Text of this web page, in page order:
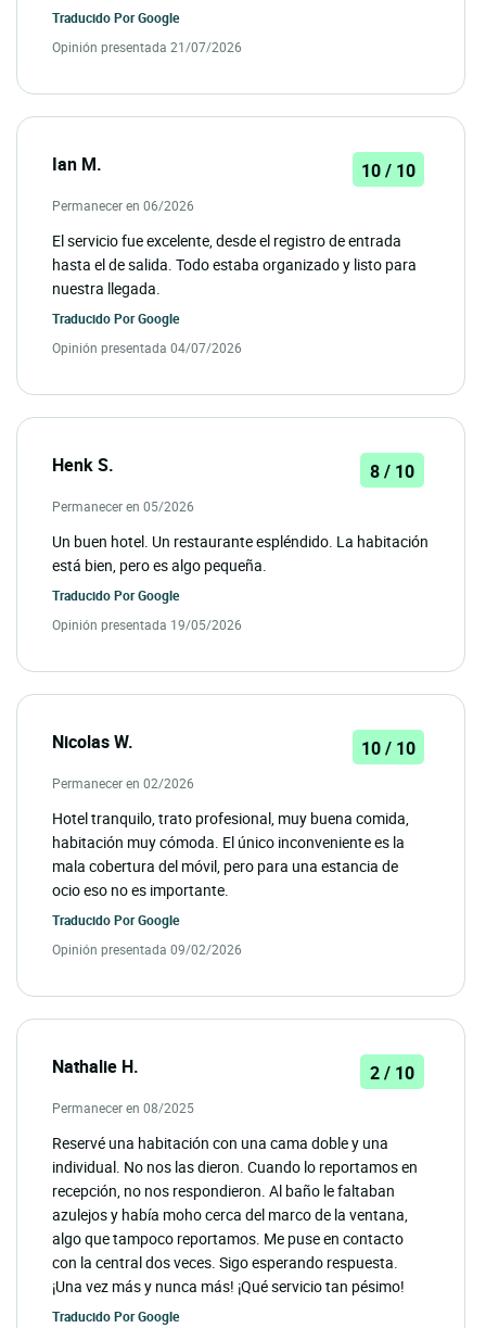
Traducido PorGoogle
Opinión presentada 21/07/2026
Ian M. 10 / 10
Permanecer en 06/2026
El servicio fue excelente, desde el registro de entrada
hasta el de salida. Todo estaba organizado y listo para
nuestra llegada.
Traducido PorGoogle
Opinión presentada 04/07/2026
Henk S. 8 / 10
Permanecer en 05/2026
Un buen hotel. Un restaurante espléndido. La habitación
está bien, pero es algo pequeña.
Traducido PorGoogle
Opinión presentada 19/05/2026
Nicolas W. 10 / 10
Permanecer en 02/2026
Hotel tranquilo, trato profesional, muy buena comida,
habitación muy cómoda. El único inconveniente es la
mala cobertura del móvil, pero para una estancia de
ocio eso no es importante.
Traducido PorGoogle
Opinión presentada 09/02/2026
Nathalie H. 2 / 10
Permanecer en 08/2025
Reservé una habitación con una cama doble y una
individual. No nos las dieron. Cuando lo reportamos en
recepción, no nos respondieron. Al baño le faltaban
azulejos y había moho cerca del marco de la ventana,
algo que tampoco reportamos. Me puse en contacto
con la central dos veces. Sigo esperando respuesta.
¡Una vez más y nunca más! ¡Qué servicio tan pésimo!
Traducido PorGoogle